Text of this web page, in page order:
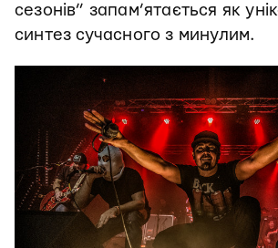
сезонів” запам’ятається як
синтез сучасного з минулим.